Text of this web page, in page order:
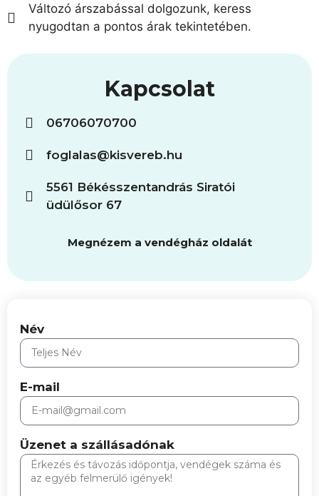
Változó árszabással dolgozunk, keress
nyugodtan a pontos árak tekintetében.
Kapcsolat
06706070700
foglalas@kisvereb.hu
5561 Békésszentandrás Siratói
üdülősor 67
Megnézem a vendégház oldalát
Név
E-mail
Üzenet a szállásadónak